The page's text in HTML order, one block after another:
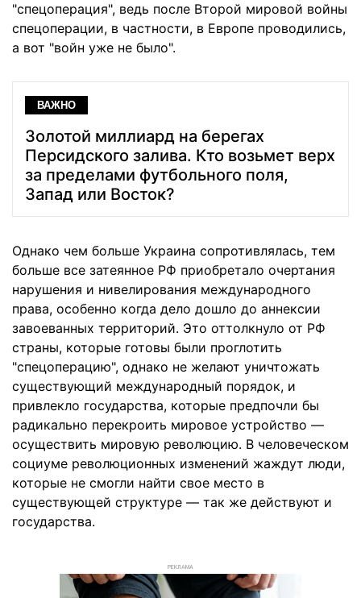
"спецоперация", ведь после Второй мировой войны
спецоперации, в частности, в Европе проводились,
а вот "войн уже не было".
ВАЖНО
Золотой миллиард на берегах
Персидского залива. Кто возьмет верх
за пределами футбольного поля,
Запад или Восток?
Однако чем больше Украина сопротивлялась, тем
больше все затеянное РФ приобретало очертания
нарушения и нивелирования международного
права, особенно когда дело дошло до аннексии
завоеванных территорий. Это оттолкнуло от РФ
страны, которые готовы были проглотить
"спецоперацию", однако не желают уничтожать
существующий международный порядок, и
привлекло государства, которые предпочли бы
радикально перекроить мировое устройство —
осуществить мировую революцию. В человеческом
социуме революционных изменений жаждут люди,
которые не смогли найти свое место в
существующей структуре — так же действуют и
государства.
РЕКЛАМА